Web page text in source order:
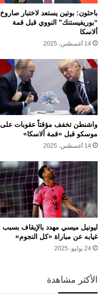
باحثون: بوتين يستعد لاختبار صاروخ
“بوريفيستنك” النووي قبل قمة
ألاسكا
14 أغسطس، 2025
واشنطن تخفف مؤقتاً عقوبات على
موسكو قبل «قمة ألاسكا»
14 أغسطس، 2025
ليونيل ميسي مهدد بالإيقاف بسبب
غيابه عن مباراة «كل النجوم»
24 يوليو، 2025
الأكثر مشاهدة